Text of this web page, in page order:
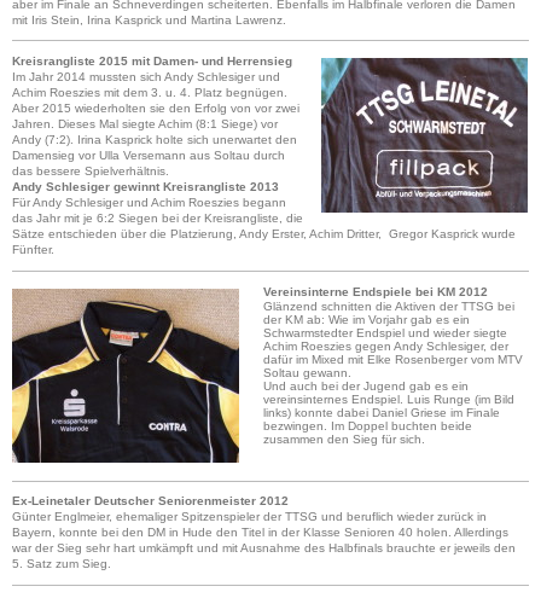
aber im Finale an Schneverdingen scheiterten. Ebenfalls im Halbfinale verloren die Damen
mit Iris Stein, Irina Kasprick und Martina Lawrenz.
Kreisrangliste 2015 mit Damen- und Herrensieg
Im Jahr 2014 mussten sich Andy Schlesiger und
Achim Roeszies mit dem 3. u. 4. Platz begnügen.
Aber 2015 wiederholten sie den Erfolg von vor zwei
Jahren. Dieses Mal siegte Achim (8:1 Siege) vor
Andy (7:2). Irina Kasprick holte sich unerwartet den
Damensieg vor Ulla Versemann aus Soltau durch
das bessere Spielverhältnis.
Andy Schlesiger gewinnt Kreisrangliste 2013
Für Andy Schlesiger und Achim Roeszies begann
das Jahr mit je 6:2 Siegen bei der Kreisrangliste, die
Sätze entschieden über die Platzierung, Andy Erster, Achim Dritter, Gregor Kasprick wurde
Fünfter.
Vereinsinterne Endspiele bei KM 2012
Glänzend schnitten die Aktiven der TTSG bei
der KM ab: Wie im Vorjahr gab es ein
Schwarmstedter Endspiel und wieder siegte
Achim Roeszies gegen Andy Schlesiger, der
dafür im Mixed mit Elke Rosenberger vom MTV
Soltau gewann.
Und auch bei der Jugend gab es ein
vereinsinternes Endspiel. Luis Runge (im Bild
links) konnte dabei Daniel Griese im Finale
bezwingen. Im Doppel buchten beide
zusammen den Sieg für sich.
Ex-Leinetaler Deutscher Seniorenmeister 2012
Günter Englmeier, ehemaliger Spitzenspieler der TTSG und beruflich wieder zurück in
Bayern, konnte bei den DM in Hude den Titel in der Klasse Senioren 40 holen. Allerdings
war der Sieg sehr hart umkämpft und mit Ausnahme des Halbfinals brauchte er jeweils den
5. Satz zum Sieg.